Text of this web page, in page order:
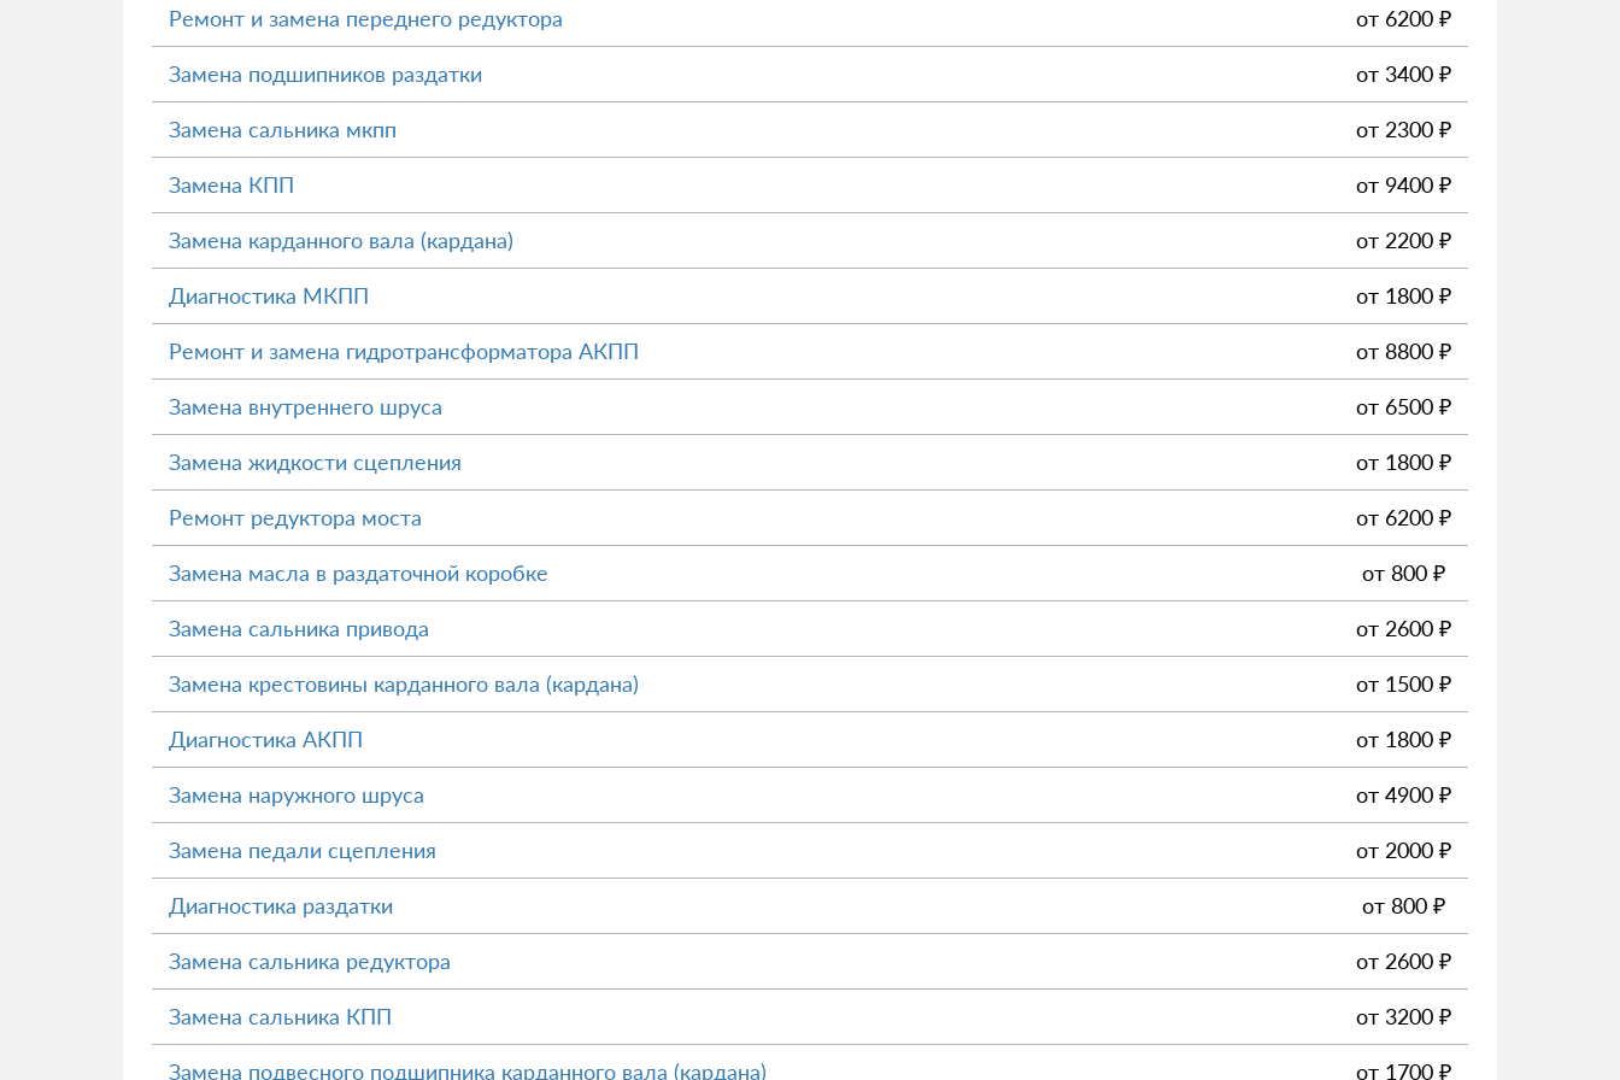
Ремонт и замена переднего редуктора от 6200 ₽
Замена подшипников раздатки от 3400 ₽
Замена сальника мкпп от 2300 ₽
Замена КПП от 9400 ₽
Замена карданного вала (кардана) от 2200 ₽
Диагностика МКПП от 1800 ₽
Ремонт и замена гидротрансформатора АКПП от 8800 ₽
Замена внутреннего шруса от 6500 ₽
Замена жидкости сцепления от 1800 ₽
Ремонт редуктора моста от 6200 ₽
Замена масла в раздаточной коробке от 800 ₽
Замена сальника привода от 2600 ₽
Замена крестовины карданного вала (кардана) от 1500 ₽
Диагностика АКПП от 1800 ₽
Замена наружного шруса от 4900 ₽
Замена педали сцепления от 2000 ₽
Диагностика раздатки от 800 ₽
Замена сальника редуктора от 2600 ₽
Замена сальника КПП от 3200 ₽
Замена подвесного подшипника карданного вала (кардана) от 1700 ₽